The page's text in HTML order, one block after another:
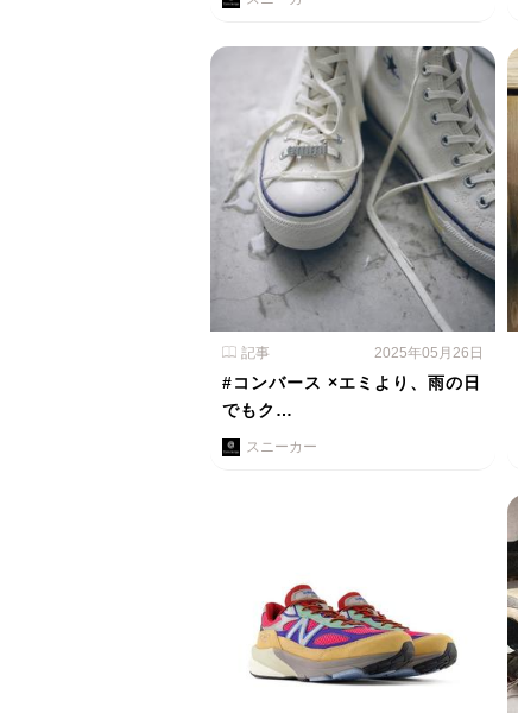
記事 2025年05月26日
#コンバース ×エミより、雨の日
でもク…
スニーカー